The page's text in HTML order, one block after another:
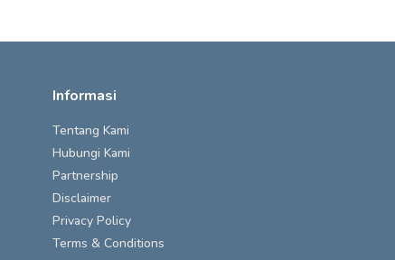
Informasi
Tentang Kami
Hubungi Kami
Partnership
Disclaimer
Privacy Policy
Terms & Conditions